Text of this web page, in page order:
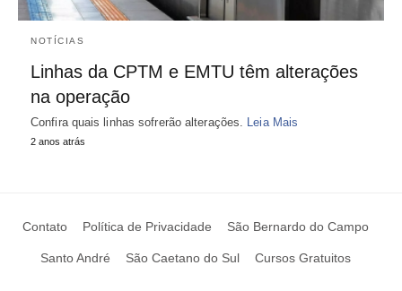
NOTÍCIAS
Linhas da CPTM e EMTU têm alterações
na operação
Confira quais linhas sofrerão alterações. Leia Mais
2 anos atrás
Contato Política de Privacidade São Bernardo do Campo
Santo André São Caetano do Sul Cursos Gratuitos